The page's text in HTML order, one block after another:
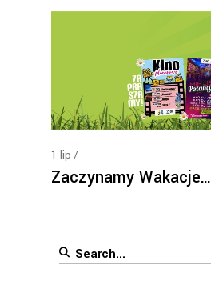
1 lip
Zaczynamy Wakacje…
Search